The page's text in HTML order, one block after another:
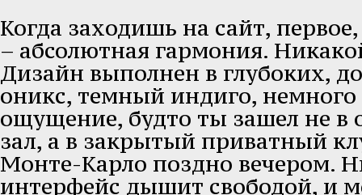
Когда заходишь на сайт, первое,
– абсолютная гармония.
Дизайн выполнен в глубоких,
оникс, темный индиго, немного
ощущение, будто ты зашел не в
зал, а в закрытый приватный
Монте-Карло поздно вечером.
интерфейс дышит свободой, и